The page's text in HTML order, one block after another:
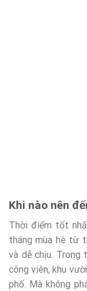
Khi nào nên
Thời điểm tốt
tháng mùa hè từ
và dễ chịu. Trong
công viên, khu
phố. Mà không